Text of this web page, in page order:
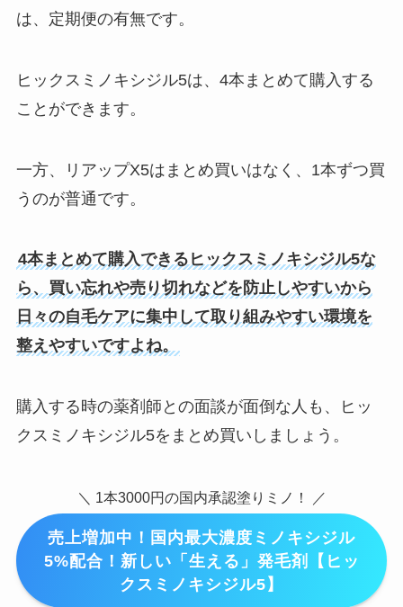
は、定期便の有無です。
ヒックスミノキシジル5は、4本まとめて購入する
ことができます。
一方、リアップX5はまとめ買いはなく、1本ずつ買
うのが普通です。
4本まとめて購入できるヒックスミノキシジル5な
ら、買い忘れや売り切れなどを防止しやすいから
日々の自毛ケアに集中して取り組みやすい環境を
整えやすいですよね。
購入する時の薬剤師との面談が面倒な人も、ヒッ
クスミノキシジル5をまとめ買いしましょう。
＼ 1本3000円の国内承認塗りミノ！ ／
売上増加中！国内最大濃度ミノキシジル
5%配合！新しい「生える」発毛剤【ヒッ
クスミノキシジル5】